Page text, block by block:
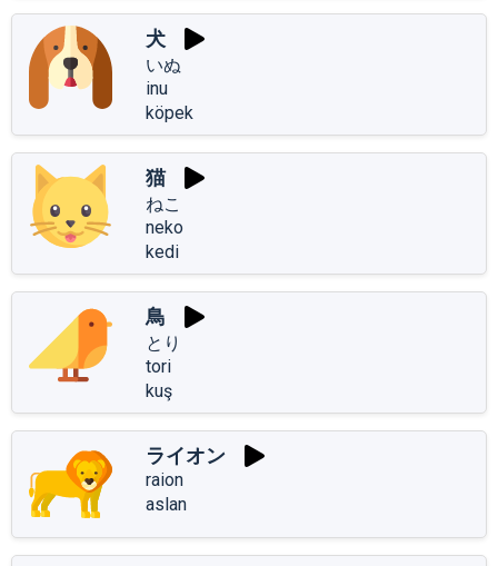
犬
いぬ
inu
köpek
猫
ねこ
neko
kedi
鳥
とり
tori
kuş
ライオン
raion
aslan